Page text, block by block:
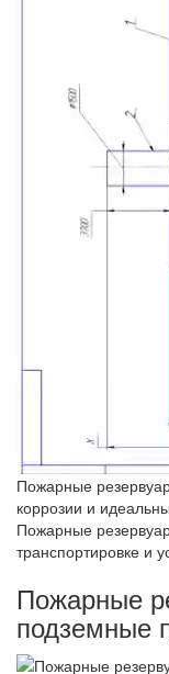
Пожарные
коррозии и
Пожарные
транспортировке и
Пожарные
подземные